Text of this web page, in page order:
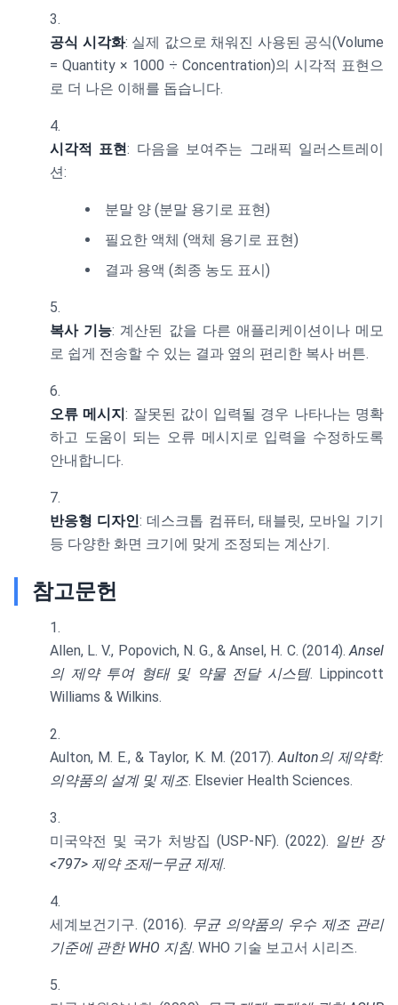
공식 시각화: 실제 값으로 채워진 사용된 공식(Volume
= Quantity × 1000 ÷ Concentration)의 시각적 표현으
로 더 나은 이해를 돕습니다.
시각적 표현: 다음을 보여주는 그래픽 일러스트레이
션:
분말 양 (분말 용기로 표현)
필요한 액체 (액체 용기로 표현)
결과 용액 (최종 농도 표시)
복사 기능: 계산된 값을 다른 애플리케이션이나 메모
로 쉽게 전송할 수 있는 결과 옆의 편리한 복사 버튼.
오류 메시지: 잘못된 값이 입력될 경우 나타나는 명확
하고 도움이 되는 오류 메시지로 입력을 수정하도록
안내합니다.
반응형 디자인: 데스크톱 컴퓨터, 태블릿, 모바일 기기
등 다양한 화면 크기에 맞게 조정되는 계산기.
참고문헌
Allen, L. V., Popovich, N. G., & Ansel, H. C. (2014).Ansel
의 제약 투여 형태 및 약물 전달 시스템. Lippincott
Williams & Wilkins.
Aulton, M. E., & Taylor, K. M. (2017).Aulton의 제약학:
의약품의 설계 및 제조. Elsevier Health Sciences.
미국약전 및 국가 처방집 (USP-NF). (2022). 일반 장
<797> 제약 조제—무균 제제.
세계보건기구. (2016). 무균 의약품의 우수 제조 관리
기준에 관한 WHO 지침. WHO 기술 보고서 시리즈.